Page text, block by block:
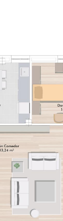
Para que
nuestra web
funcione lo
mejor posible
durante tu
visita. Si rechaza
estas cookies,
funcionalidades
de la web.